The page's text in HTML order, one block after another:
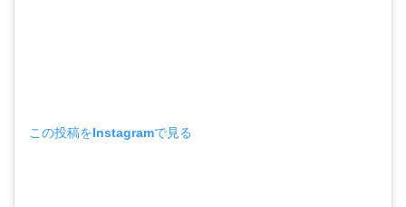
この投稿をInstagramで見る